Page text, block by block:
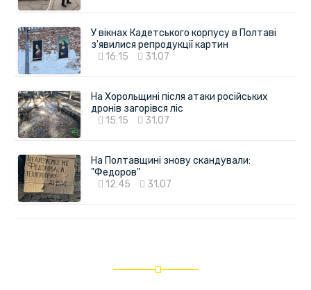
У вікнах Кадетського корпусу в Полтаві
з'явилися репродукції картин
16:15
31.07
На Хорольщині після атаки російських
дронів загорівся ліс
15:15
31.07
На Полтавщині знову скандували:
"Федоров"
12:45
31.07